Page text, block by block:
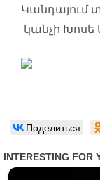
Կանդայում
կանչի Խոսե
Поделиться